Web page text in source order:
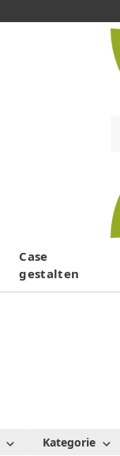
Case
gestalten
Kategorie